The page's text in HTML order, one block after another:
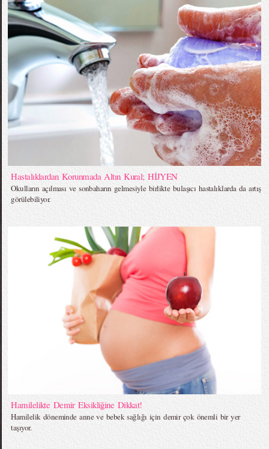
Hastalıklardan Korunmada Altın Kural; HİJYEN
Okulların açılması ve sonbaharın gelmesiyle birlikte bulaşıcı hastalıklarda da artış
görülebiliyor.
Hamilelikte Demir Eksikliğine Dikkat!
Hamilelik döneminde anne ve bebek sağlığı için demir çok önemli bir yer
taşıyor.